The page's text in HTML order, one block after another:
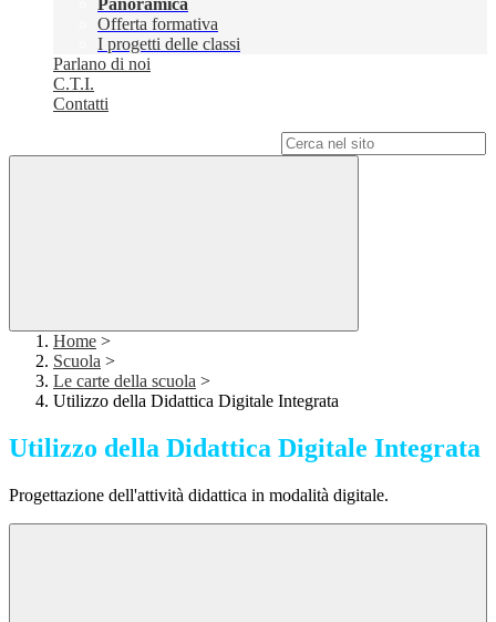
Panoramica
Offerta formativa
I progetti delle classi
Parlano di noi
C.T.I.
Contatti
Home >
Scuola >
Le carte della scuola >
Utilizzo della Didattica Digitale Integrata
Utilizzo della Didattica Digitale Integrata
Progettazione dell'attività didattica in modalità digitale.